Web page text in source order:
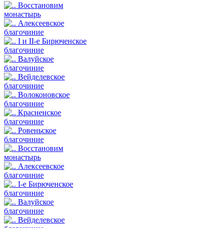
Восстановим
монастырь
Алексеевское
благочиние
I и II-е Бирюченское
благочиние
Валуйское
благочиние
Вейделевское
благочиние
Волоконовское
благочиние
Красненское
благочиние
Ровеньское
благочиние
Восстановим
монастырь
Алексеевское
благочиние
I-е Бирюченское
благочиние
Валуйское
благочиние
Вейделевское